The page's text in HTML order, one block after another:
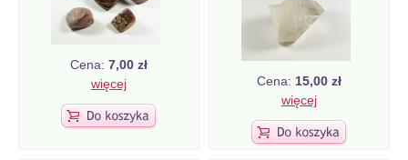
Cena: 7,00 zł
więcej
Cena: 15,00 zł
więcej